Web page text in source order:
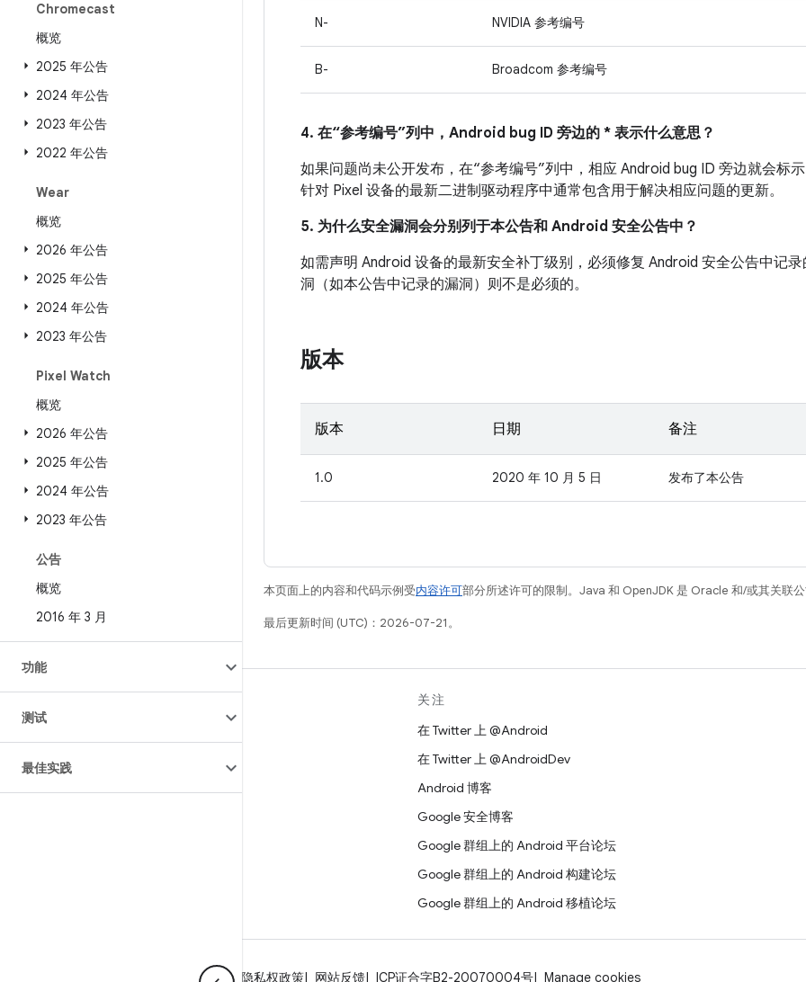
Chromecast
概览
2025 年公告
2024 年公告
2023 年公告
2022 年公告
Wear
概览
2026 年公告
2025 年公告
2024 年公告
2023 年公告
Pixel Watch
概览
2026 年公告
2025 年公告
2024 年公告
2023 年公告
公告
概览
2016 年 3 月
功能
测试
最佳实践
N- NVIDIA 参考编号
B- Broadcom 参考编号
4. 在“参考编号”列中，Android bug ID 旁边的 * 表示什么意思？
如果问题尚未公开发布，在“参考编号”列中，相应 Android bug ID 旁边就会标
针对 Pixel 设备的最新二进制驱动程序中通常包含用于解决相应问题的更新。
5. 为什么安全漏洞会分别列于本公告和 Android 安全公告中？
如需声明 Android 设备的最新安全补丁级别，必须修复 Android 安全公告中记
洞（如本公告中记录的漏洞）则不是必须的。
版本
版本 日期 备注
1.0 2020 年 10 月 5 日 发布了本公告
本页面上的内容和代码示例受内容许可部分所述许可的限制。Java 和 OpenJDK 是 Oracle 和/或其关联
最后更新时间 (UTC)：2026-07-21。
要求
关注
在 Twitter 上 @Android
在 Twitter 上 @AndroidDev
Android 博客
Google 安全博客
Google 群组上的 Android 平台论坛
Google 群组上的 Android 构建论坛
Google 群组上的 Android 移植论坛
许可 隐私权政策 网站反馈 ICP证合字B2-20070004号 Manage cookies